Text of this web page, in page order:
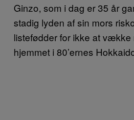
Ginzo, som i dag er 35 år
stadig lyden af sin mors
listefødder for ikke at vække
hjemmet i 80’ernes